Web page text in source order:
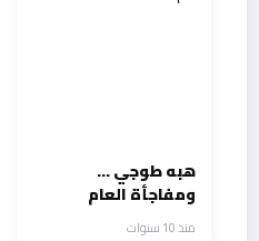
هبه طوجي …
ومفاجأة العام
منذ 10 سنوات